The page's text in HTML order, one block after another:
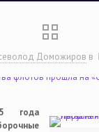
Доможиров в
года